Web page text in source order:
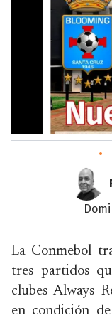
•
La Conmebol
tres partidos
clubes Always
en condición